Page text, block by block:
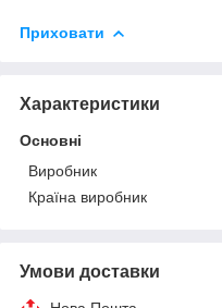
Приховати
Характеристики
Основні
Виробник
Країна виробник
Умови доставки